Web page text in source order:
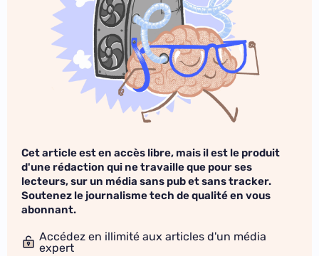
Cet article est en accès libre, mais il est le produit
d'une rédaction qui ne travaille que pour ses
lecteurs, sur un média sans pub et sans tracker.
Soutenez le journalisme tech de qualité en vous
abonnant.
Accédez en illimité aux articles d'un média
expert